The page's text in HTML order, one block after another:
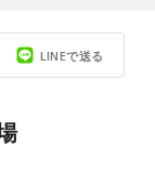
LINEで送る